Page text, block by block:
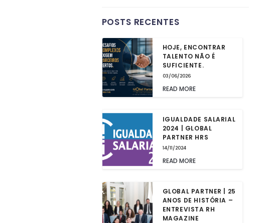
POSTS RECENTES
HOJE, ENCONTRAR
TALENTO NÃO É
SUFICIENTE.
03/06/2026
READ MORE
IGUALDADE SALARIAL
2024 | GLOBAL
PARTNER HRS
14/11/2024
READ MORE
GLOBAL PARTNER | 25
ANOS DE HISTÓRIA –
ENTREVISTA RH
MAGAZINE